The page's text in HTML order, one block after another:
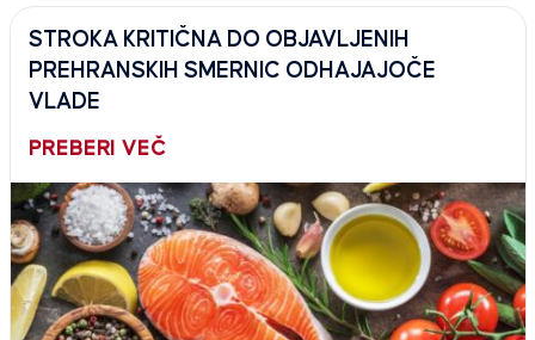
STROKA KRITIČNA DO OBJAVLJENIH
PREHRANSKIH SMERNIC ODHAJAJOČE
VLADE
PREBERI VEČ